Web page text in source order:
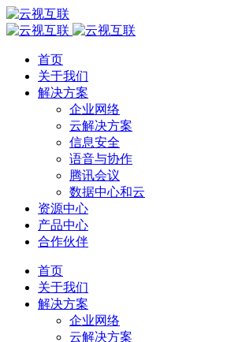
首页
关于我们
解决方案
企业网络
云解决方案
信息安全
语音与协作
腾讯会议
数据中心和云
资源中心
产品中心
合作伙伴
首页
关于我们
解决方案
企业网络
云解决方案